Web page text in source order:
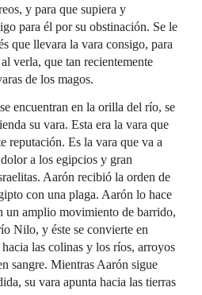
y para que supiera y
para él por su obstinación. Se le
que llevara la vara consigo, para
verla, que tan recientemente
de los magos.
encuentran en la orilla del río, se
su vara. Esta era la vara que
reputación. Es la vara que va a
a los egipcios y gran
Aarón recibió la orden de
con una plaga. Aarón lo hace
un amplio movimiento de barrido,
Nilo, y éste se convierte en
las colinas y los ríos, arroyos
sangre. Mientras Aarón sigue
su vara apunta hacia las tierras